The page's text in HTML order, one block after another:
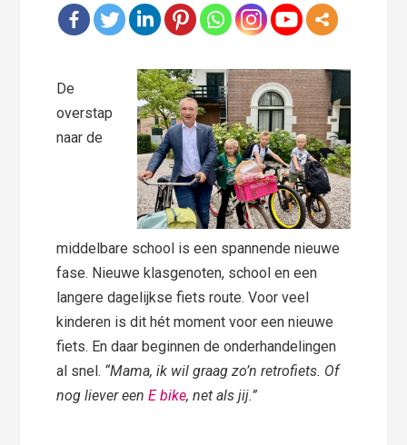
De
overstap
naar de
middelbare school is een spannende nieuwe
fase. Nieuwe klasgenoten, school en een
langere dagelijkse fiets route. Voor veel
kinderen is dit hét moment voor een nieuwe
fiets. En daar beginnen de onderhandelingen
al snel. “Mama, ik wil graag zo’n retrofiets. Of
nog liever eenE bike, net als jij.”